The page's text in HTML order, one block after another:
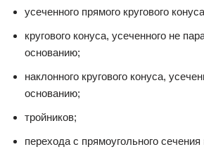
усеченного прямого кругового
кругового конуса, усеченного не
основанию;
наклонного кругового конуса,
основанию;
тройников;
перехода с прямоугольного сечения